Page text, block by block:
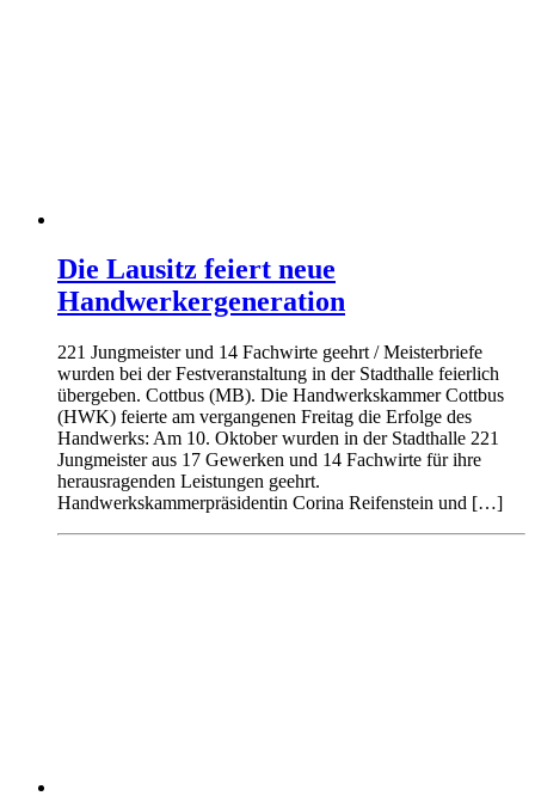
Die Lausitz feiert neue
Handwerkergeneration
221 Jungmeister und 14 Fachwirte geehrt / Meisterbriefe
wurden bei der Festveranstaltung in der Stadthalle feierlich
übergeben. Cottbus (MB). Die Handwerkskammer Cottbus
(HWK) feierte am vergangenen Freitag die Erfolge des
Handwerks: Am 10. Oktober wurden in der Stadthalle 221
Jungmeister aus 17 Gewerken und 14 Fachwirte für ihre
herausragenden Leistungen geehrt.
Handwerkskammerpräsidentin Corina Reifenstein und […]